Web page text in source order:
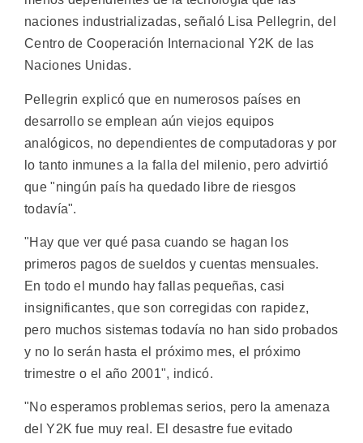
naciones industrializadas, señaló Lisa Pellegrin, del
Centro de Cooperación Internacional Y2K de las
Naciones Unidas.
Pellegrin explicó que en numerosos países en
desarrollo se emplean aún viejos equipos
analógicos, no dependientes de computadoras y por
lo tanto inmunes a la falla del milenio, pero advirtió
que "ningún país ha quedado libre de riesgos
todavía".
"Hay que ver qué pasa cuando se hagan los
primeros pagos de sueldos y cuentas mensuales.
En todo el mundo hay fallas pequeñas, casi
insignificantes, que son corregidas con rapidez,
pero muchos sistemas todavía no han sido probados
y no lo serán hasta el próximo mes, el próximo
trimestre o el año 2001", indicó.
"No esperamos problemas serios, pero la amenaza
del Y2K fue muy real. El desastre fue evitado